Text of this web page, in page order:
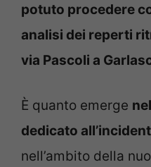
potuto procedere
analisi dei reperti
via Pascoli a
È quanto emerge
dedicato
nell’ambito della